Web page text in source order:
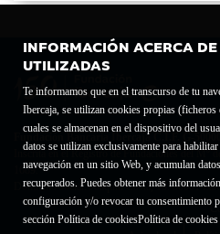
INFORMACIÓN ACERCA
UTILIZADAS
Te informamos que en el transcurso de tu
Ibercaja, se utilizan cookies propias
cuales se almacenan en el dispositivo del
datos se utilizan exclusivamente para
navegación en un sitio Web, y acumulan
recuperados. Puedes obtener más
configuración y/o revocar tu consentimiento
sección Política de cookiesPolítica de cookies
Fundación Bancaria Ibercaja C.I.F. G-
Inscrita en el Registro de Fundaciones del Mº
1689.
Domicilio social: Joaquín Costa, 13. 50001